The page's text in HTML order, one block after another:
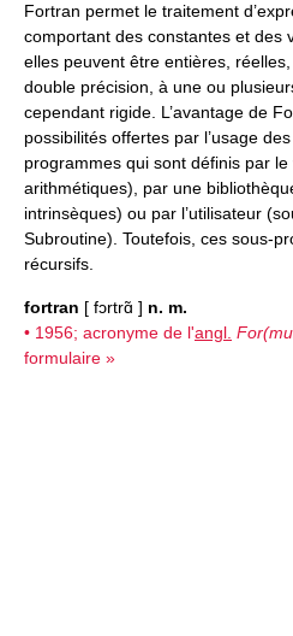
Fortran permet le traitement
comportant des constantes et des
elles peuvent être entières,
double précision, à une ou
cependant rigide. L’avantage de
possibilités offertes par l’usage
programmes qui sont définis par
arithmétiques), par une
intrinsèques) ou par l’utilisateur
Subroutine). Toutefois, ces sous-
récursifs.
fortran [ fɔrtrɑ̃ ] n. m.
• 1956; acronyme de l'angl.
formulaire »